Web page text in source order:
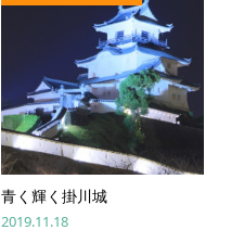
青く輝く掛川城
2019.11.18